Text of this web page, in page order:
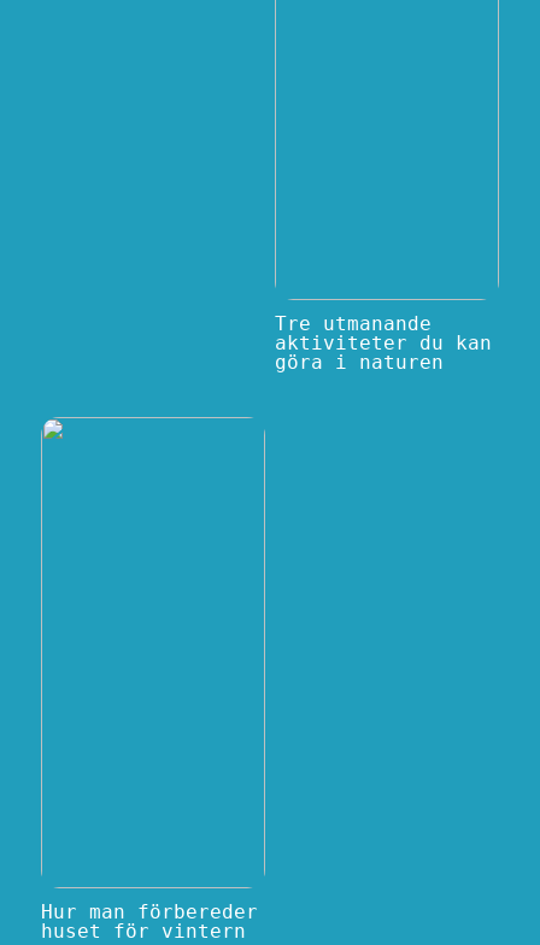
Tre utmanande
aktiviteter du kan
göra i naturen
Hur man förbereder
huset för vintern